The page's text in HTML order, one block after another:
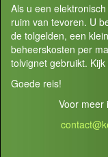
Als u een
ruim van tevoren. U
de tolgelden, een
beheerskosten per
tolvignet gebruikt. Kijk
Goede reis!
Voor meer